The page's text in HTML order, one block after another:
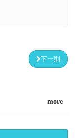
下一則
more